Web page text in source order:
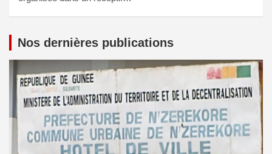
Nos dernières publications